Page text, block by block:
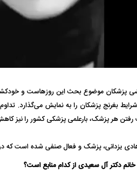
پزشکان موضوع بحث این روزهاست و
بغرنج پزشکان را به نمایش می‌گذارد.
هر پزشک، بارعلمی پزشکی کشور را نیز
یزدانی، پزشک و فعال صنفی شده است که
دکتر آل سعیدی از کدام منابع است؟
فضاپیمای «استارشیپ» ایلان ماسک
چیست؟